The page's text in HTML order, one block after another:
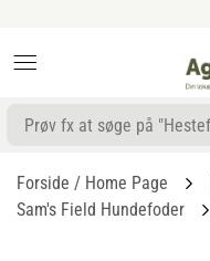
Forside / Home Page
Sam's Field Hundefoder